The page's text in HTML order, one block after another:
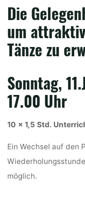
Die
um
Tänze zu
Sonntag,
17.00 Uhr
10 x 1,5 Std.
Ein Wechsel auf den
möglich.